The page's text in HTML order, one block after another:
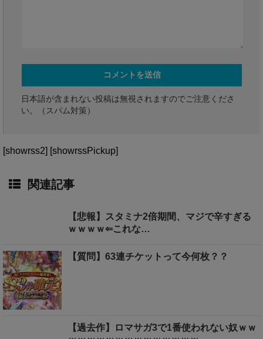
日本語が含まれない投稿は無視されますのでご注意くださ
い。（スパム対策）
[showrss2] [showrssPickup]
関連記事
【悲報】スタミナ2倍期間、マジで辛すぎる
ｗｗｗｗ⇐これな…
【質問】63連チケットって今何枚？？
【過去作】ロマサガ3で1番使われない奴ｗｗ